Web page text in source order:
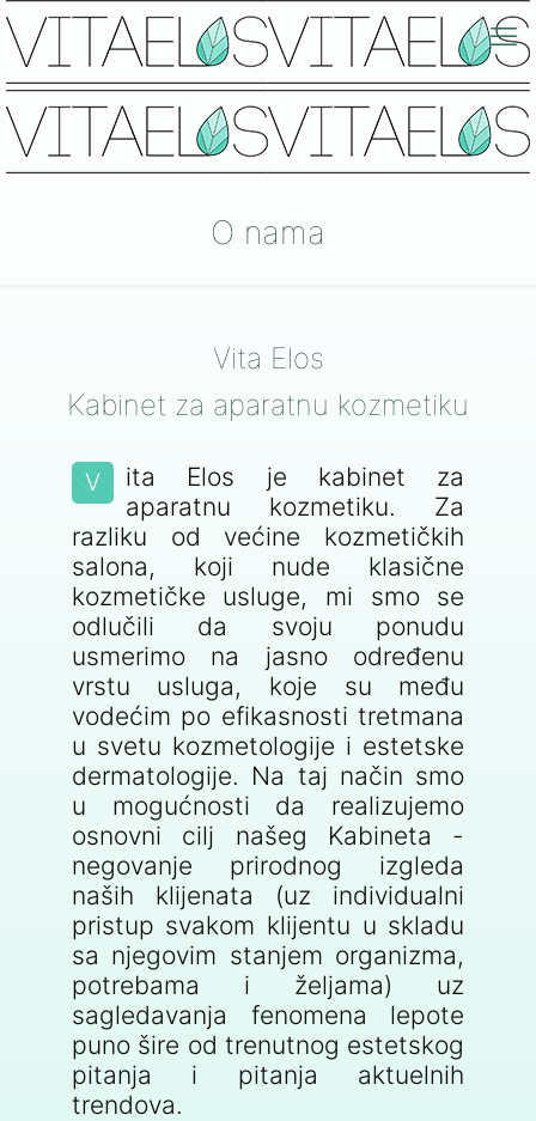
O nama
Vita Elos
Kabinet za aparatnu kozmetiku
V
ita Elos je kabinet za
aparatnu kozmetiku. Za
razliku od većine kozmetičkih
salona, koji nude klasične
kozmetičke usluge, mi smo se
odlučili da svoju ponudu
usmerimo na jasno određenu
vrstu usluga, koje su među
vodećim po efikasnosti tretmana
u svetu kozmetologije i estetske
dermatologije. Na taj način smo
u mogućnosti da realizujemo
osnovni cilj našeg Kabineta -
negovanje prirodnog izgleda
naših klijenata (uz individualni
pristup svakom klijentu u skladu
sa njegovim stanjem organizma,
potrebama i željama) uz
sagledavanja fenomena lepote
puno šire od trenutnog estetskog
pitanja i pitanja aktuelnih
trendova.